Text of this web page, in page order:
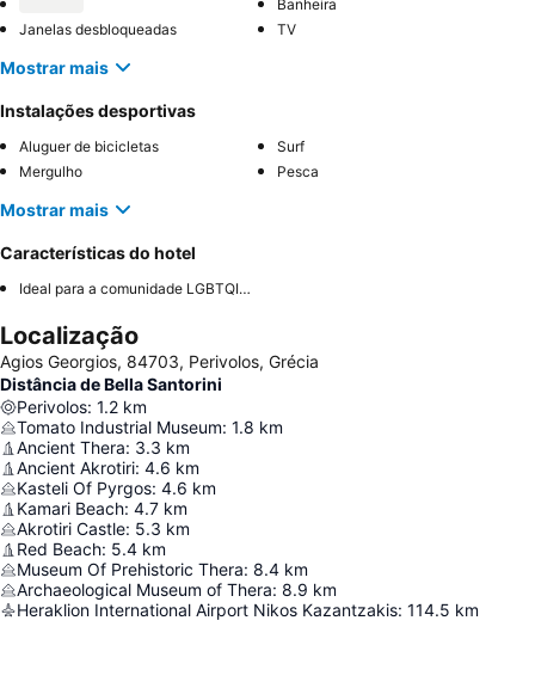
Banheira
Janelas desbloqueadas
TV
Mostrar mais
Instalações desportivas
Aluguer de bicicletas
Surf
Mergulho
Pesca
Mostrar mais
Características do hotel
Ideal para a comunidade LGBTQIA+
Localização
Agios Georgios, 84703, Perivolos, Grécia
Distância de Bella Santorini
Perivolos: 1.2 km
Tomato Industrial Museum: 1.8 km
Ancient Thera: 3.3 km
Ancient Akrotiri: 4.6 km
Kasteli Of Pyrgos: 4.6 km
Kamari Beach: 4.7 km
Akrotiri Castle: 5.3 km
Red Beach: 5.4 km
Museum Of Prehistoric Thera: 8.4 km
Archaeological Museum of Thera: 8.9 km
Heraklion International Airport Nikos Kazantzakis: 114.5 km